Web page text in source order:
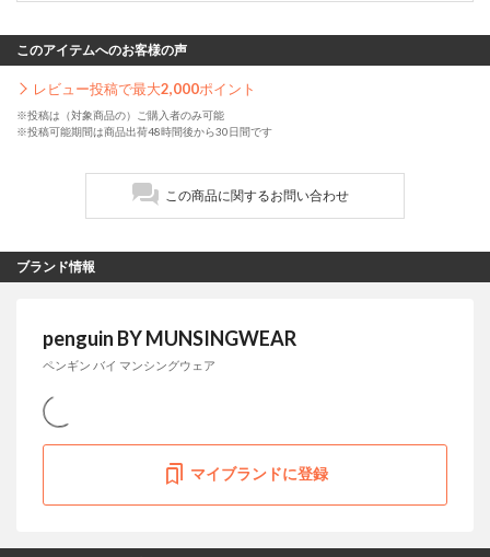
このアイテムへのお客様の声
レビュー投稿で最大2,000ポイント
※投稿は（対象商品の）ご購入者のみ可能
※投稿可能期間は商品出荷48時間後から30日間です
この商品に関するお問い合わせ
ブランド情報
penguin BY MUNSINGWEAR
ペンギン バイ マンシングウェア
マイブランドに登録